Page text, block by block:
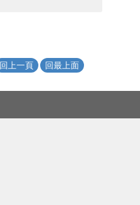
回上一頁 回最上面